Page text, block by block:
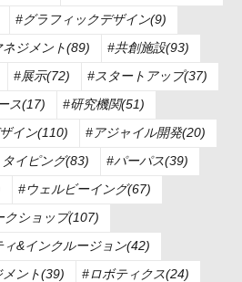
#グラフィックデザイン(9)
ジメント(89)
#共創施設(93)
#展示(72)
#スタートアップ(37)
ス(17)
#研究機関(51)
イン(110)
#アジャイル開発(20)
イピング(83)
#パーパス(39)
#ウェルビーイング(67)
クショップ(107)
&インクルージョン(42)
ント(39)
#ロボティクス(24)